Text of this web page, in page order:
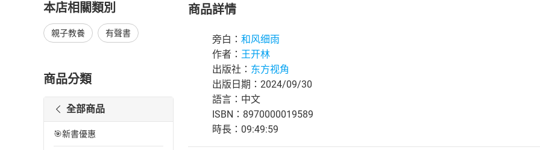
本店相關類別
親子教養 有聲書
商品分類
全部商品
🎯新書優惠
商品詳情
旁白： 和风细雨
作者： 王开林
出版社： 东方视角
出版日期：2024/09/30
語言：中文
ISBN：8970000019589
時長：09:49:59